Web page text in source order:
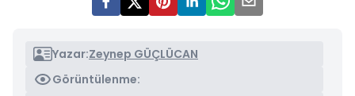
Yazar:Zeynep GÜÇLÜCAN
Görüntülenme: